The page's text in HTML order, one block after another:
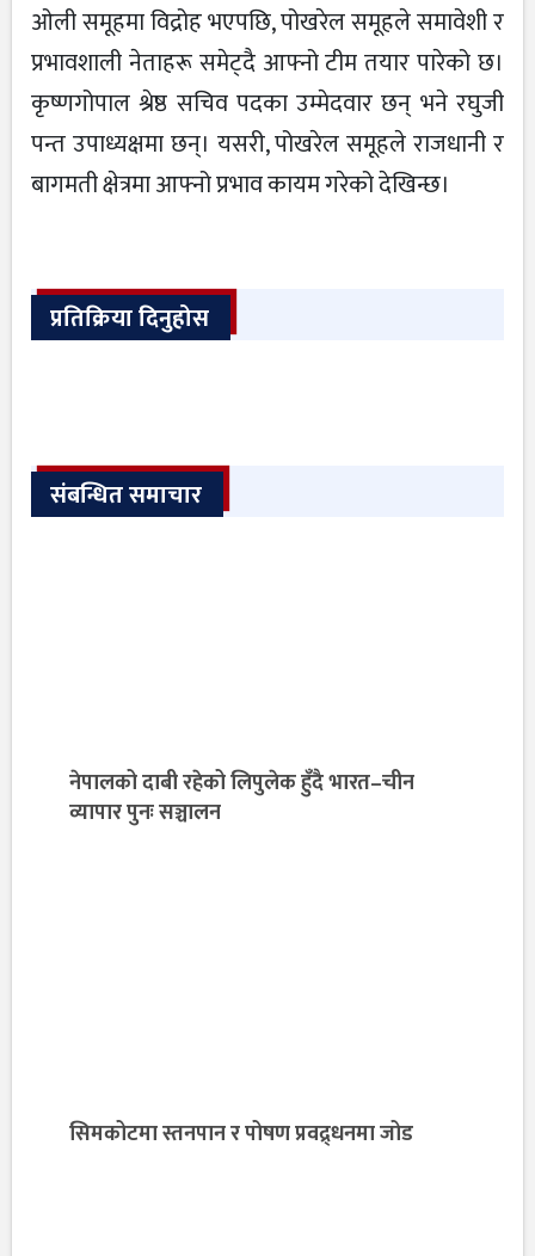
ओली समूहमा विद्रोह भएपछि, पोखरेल समूहले समावेशी र
प्रभावशाली नेताहरू समेट्दै आफ्नो टीम तयार पारेको छ।
कृष्णगोपाल श्रेष्ठ सचिव पदका उम्मेदवार छन् भने रघुजी
पन्त उपाध्यक्षमा छन्। यसरी, पोखरेल समूहले राजधानी र
बागमती क्षेत्रमा आफ्नो प्रभाव कायम गरेको देखिन्छ।
प्रतिक्रिया दिनुहोस
संबन्धित समाचार
नेपालको दाबी रहेको लिपुलेक हुँदै भारत–चीन
व्यापार पुनः सञ्चालन
सिमकोटमा स्तनपान र पोषण प्रवद्र्धनमा जोड